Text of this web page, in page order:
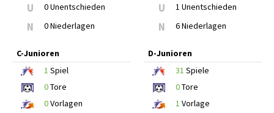
U 0 Unentschieden
N 0 Niederlagen
U 1 Unentschieden
N 6 Niederlagen
C-Junioren
1 Spiel
0Tore
0Vorlagen
D-Junioren
31 Spiele
0Tore
1 Vorlage